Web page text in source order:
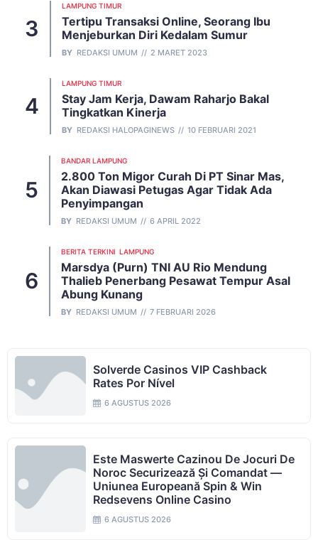
LAMPUNG TIMUR
Tertipu Transaksi Online, Seorang Ibu
Menjeburkan Diri Kedalam Sumur
BY REDAKSI UMUM 2 MARET 2023
LAMPUNG TIMUR
Stay Jam Kerja, Dawam Raharjo Bakal
Tingkatkan Kinerja
BY REDAKSI HALOPAGINEWS 10 FEBRUARI 2021
BANDAR LAMPUNG
2.800 Ton Migor Curah Di PT Sinar Mas,
Akan Diawasi Petugas Agar Tidak Ada
Penyimpangan
BY REDAKSI UMUM 6 APRIL 2022
BERITA TERKINI LAMPUNG
Marsdya (Purn) TNI AU Rio Mendung
Thalieb Penerbang Pesawat Tempur Asal
Abung Kunang
BY REDAKSI UMUM 7 FEBRUARI 2026
Solverde Casinos VIP Cashback
Rates Por Nível
6 AGUSTUS 2026
Este Maswerte Cazinou De Jocuri De
Noroc Securizează Și Comandat —
Uniunea Europeană Spin & Win
Redsevens Online Casino
6 AGUSTUS 2026